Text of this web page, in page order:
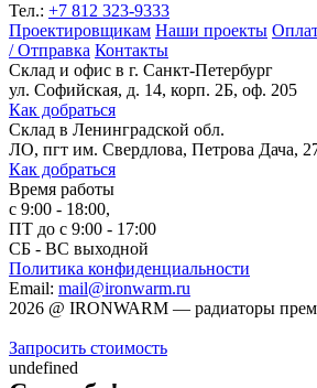
Тел.: +7 812 323-9333
Проектировщикам Наши проекты
/ Отправка Контакты
Склад и офис в г. Санкт-Петербург
ул. Софийская, д. 14, корп. 2Б, оф. 205
Как добраться
Склад в Ленинградской обл.
ЛО, пгт им. Свердлова, Петрова Дача,
Как добраться
Время работы
с 9:00 - 18:00,
ПТ до с 9:00 - 17:00
СБ - ВС выходной
Политика конфиденциальности
Email: mail@ironwarm.ru
2026 @ IRONWARM — радиаторы
Запросить стоимость
undefined